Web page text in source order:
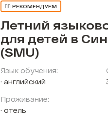
👍🏼 РЕКОМЕНДУЕМ
Летний
для детей в
(SMU)
Язык обучения:
английский
Проживание:
отель